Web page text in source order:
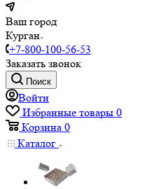
Ваш город
Курган
+7-800-100-56-53
Заказать звонок
Поиск
Войти
Избранные товары 0
Корзина 0
Каталог